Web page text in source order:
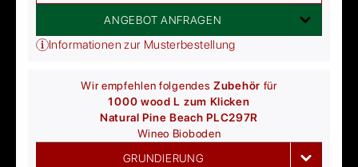
ANGEBOT ANFRAGEN
Informationen zur Musterbestellung
Wir empfehlen folgendesZubehör für
1000 wood L zum Klicken
Natural Pine Beach PLC297R
Wineo Bioboden
GRUNDIERUNG